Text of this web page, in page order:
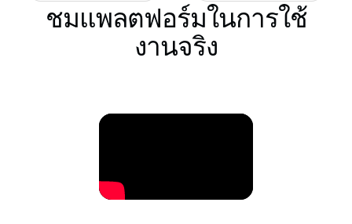
ชมแพลตฟอร์มในการใช้
งานจริง